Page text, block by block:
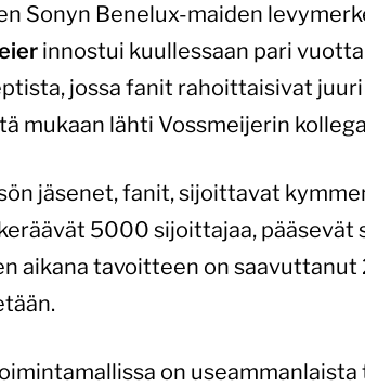
Sonyn Benelux-maiden
innostui kuullessaan pari
jossa fanit rahoittaisivat
mukaan lähti Vossmeijerin kollega
jäsenet, fanit, sijoittavat
5000 sijoittajaa, pääsevät
aikana tavoitteen on saavuttanut
on